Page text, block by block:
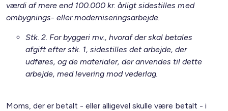
værdi af mere end 100.000 kr. årligt sidestilles med
ombygnings- eller moderniseringsarbejde.
Stk. 2. For byggeri mv., hvoraf der skal betales
afgift efter stk. 1, sidestilles det arbejde, der
udføres, og de materialer, der anvendes til dette
arbejde, med levering mod vederlag.
Moms, der er betalt - eller alligevel skulle være betalt - i